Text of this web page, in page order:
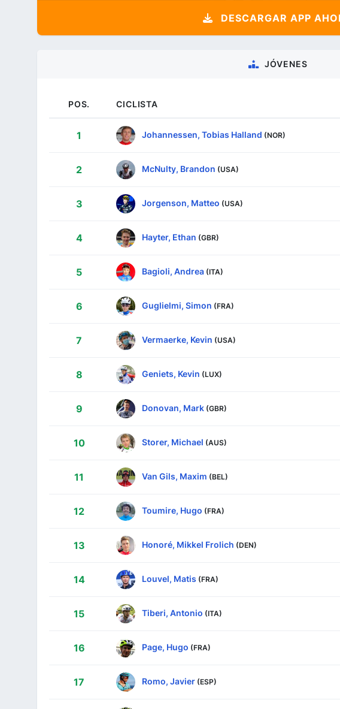
DESCARGAR APP
JÓVENES
POS. CICLISTA
1 Johannessen, Tobias Halland (NOR)
2 McNulty, Brandon (USA)
3 Jorgenson, Matteo (USA)
4 Hayter, Ethan (GBR)
5 Bagioli, Andrea (ITA)
6 Guglielmi, Simon (FRA)
7 Vermaerke, Kevin (USA)
8 Geniets, Kevin (LUX)
9 Donovan, Mark (GBR)
10 Storer, Michael (AUS)
11 Van Gils, Maxim (BEL)
12 Toumire, Hugo (FRA)
13 Honoré, Mikkel Frolich (DEN)
14 Louvel, Matis (FRA)
15 Tiberi, Antonio (ITA)
16 Page, Hugo (FRA)
17 Romo, Javier (ESP)